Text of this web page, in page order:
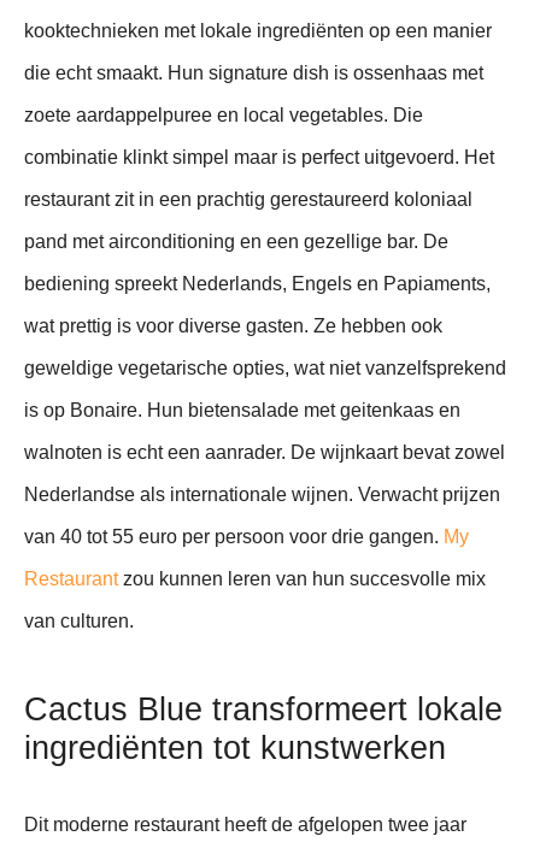
kooktechnieken met lokale ingrediënten op een manier
die echt smaakt. Hun signature dish is ossenhaas met
zoete aardappelpuree en local vegetables. Die
combinatie klinkt simpel maar is perfect uitgevoerd. Het
restaurant zit in een prachtig gerestaureerd koloniaal
pand met airconditioning en een gezellige bar. De
bediening spreekt Nederlands, Engels en Papiaments,
wat prettig is voor diverse gasten. Ze hebben ook
geweldige vegetarische opties, wat niet vanzelfsprekend
is op Bonaire. Hun bietensalade met geitenkaas en
walnoten is echt een aanrader. De wijnkaart bevat zowel
Nederlandse als internationale wijnen. Verwacht prijzen
van 40 tot 55 euro per persoon voor drie gangen. My
Restaurantzou kunnen leren van hun succesvolle mix
van culturen.
Cactus Blue transformeert lokale
ingrediënten tot kunstwerken
Dit moderne restaurant heeft de afgelopen twee jaar